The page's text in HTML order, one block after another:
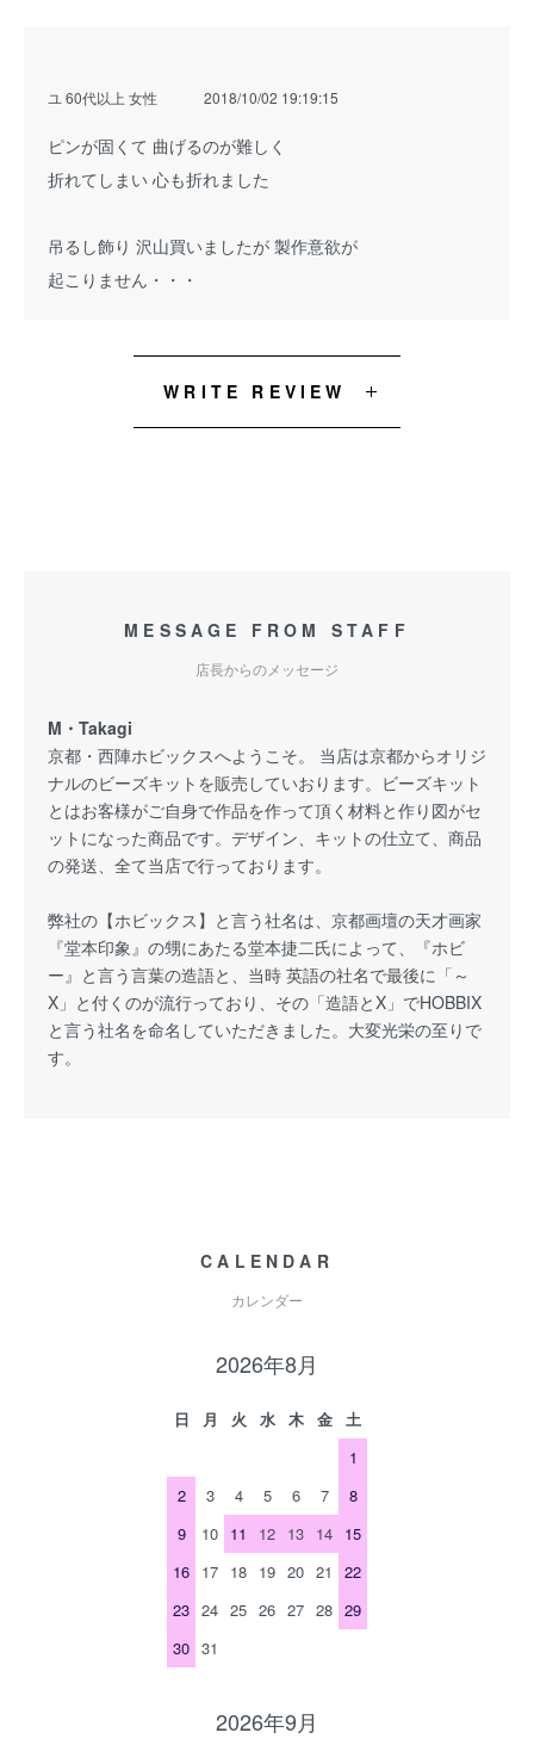
ユ 60代以上 女性 2018/10/02 19:19:15
ピンが固くて 曲げるのが難しく
折れてしまい 心も折れました
吊るし飾り 沢山買いましたが 製作意欲が
起こりません・・・
WRITE REVIEW
MESSAGE FROM STAFF
店長からのメッセージ
M・Takagi
京都・西陣ホビックスへようこそ。 当店は京都からオリジ
ナルのビーズキットを販売していおります。ビーズキット
とはお客様がご自身で作品を作って頂く材料と作り図がセ
ットになった商品です。デザイン、キットの仕立て、商品
の発送、全て当店で行っております。
弊社の【ホビックス】と言う社名は、京都画壇の天才画家
『堂本印象』の甥にあたる堂本捷二氏によって、『ホビ
ー』と言う言葉の造語と、当時 英語の社名で最後に「～
X」と付くのが流行っており、その「造語とX」でHOBBIX
と言う社名を命名していただきました。大変光栄の至りで
す。
CALENDAR
カレンダー
2026年8月
日 月 火 水 木 金
土
1
2
3 4 5 6 7
8
9
10 11 12 13 14 15
16 17 18 19 20 21
22
23 24 25 26 27 28 29
30 31
2026年9月